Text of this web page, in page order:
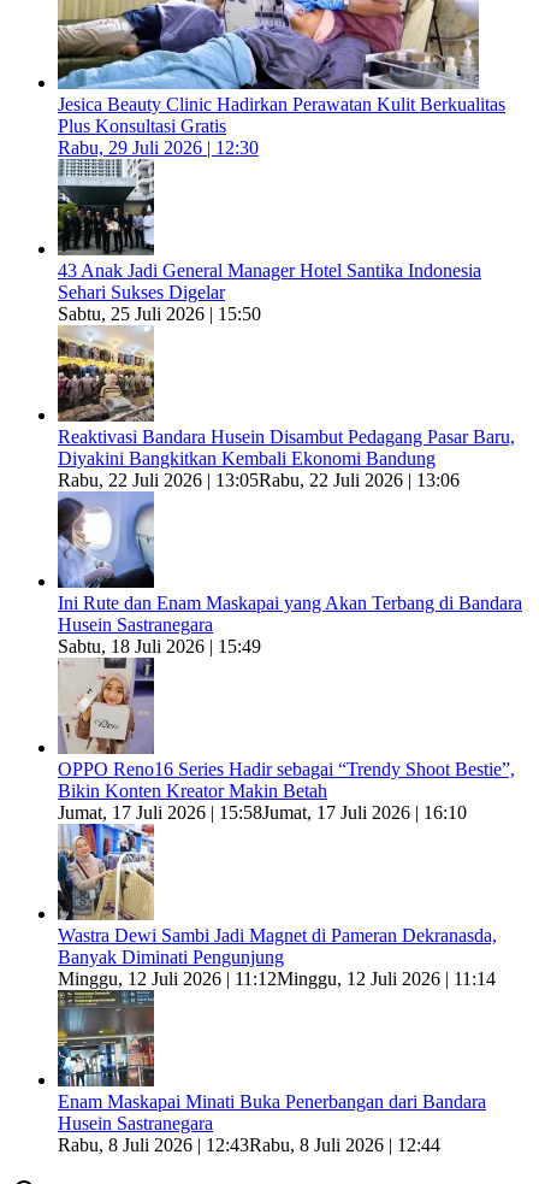
Jesica Beauty Clinic Hadirkan Perawatan Kulit Berkualitas
Plus Konsultasi Gratis
Rabu, 29 Juli 2026 | 12:30
43 Anak Jadi General Manager Hotel Santika Indonesia
Sehari Sukses Digelar
Sabtu, 25 Juli 2026 | 15:50
Reaktivasi Bandara Husein Disambut Pedagang Pasar Baru,
Diyakini Bangkitkan Kembali Ekonomi Bandung
Rabu, 22 Juli 2026 | 13:05Rabu, 22 Juli 2026 | 13:06
Ini Rute dan Enam Maskapai yang Akan Terbang di Bandara
Husein Sastranegara
Sabtu, 18 Juli 2026 | 15:49
OPPO Reno16 Series Hadir sebagai “Trendy Shoot Bestie”,
Bikin Konten Kreator Makin Betah
Jumat, 17 Juli 2026 | 15:58Jumat, 17 Juli 2026 | 16:10
Wastra Dewi Sambi Jadi Magnet di Pameran Dekranasda,
Banyak Diminati Pengunjung
Minggu, 12 Juli 2026 | 11:12Minggu, 12 Juli 2026 | 11:14
Enam Maskapai Minati Buka Penerbangan dari Bandara
Husein Sastranegara
Rabu, 8 Juli 2026 | 12:43Rabu, 8 Juli 2026 | 12:44